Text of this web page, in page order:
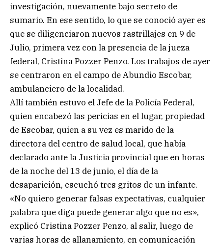
investigación, nuevamente bajo secreto de
sumario. En ese sentido, lo que se conoció ayer es
que se diligenciaron nuevos rastrillajes en 9 de
Julio, primera vez con la presencia de la jueza
federal, Cristina Pozzer Penzo. Los trabajos de ayer
se centraron en el campo de Abundio Escobar,
ambulanciero de la localidad.
Allí también estuvo el Jefe de la Policía Federal,
quien encabezó las pericias en el lugar, propiedad
de Escobar, quien a su vez es marido de la
directora del centro de salud local, que había
declarado ante la Justicia provincial que en horas
de la noche del 13 de junio, el día de la
desaparición, escuchó tres gritos de un infante.
«No quiero generar falsas expectativas, cualquier
palabra que diga puede generar algo que no es»,
explicó Cristina Pozzer Penzo, al salir, luego de
varias horas de allanamiento, en comunicación